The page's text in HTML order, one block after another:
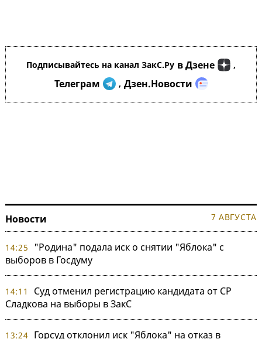
Подписывайтесь на канал ЗакС.Ру в Дзене ,
Телеграм , Дзен.Новости
Новости 7 АВГУСТА
14:25
"Родина" подала иск о снятии "Яблока" с
выборов в Госдуму
14:11
Суд отменил регистрацию кандидата от СР
Сладкова на выборы в ЗакС
13:24 Горсуд отклонил иск "Яблока" на отказ в